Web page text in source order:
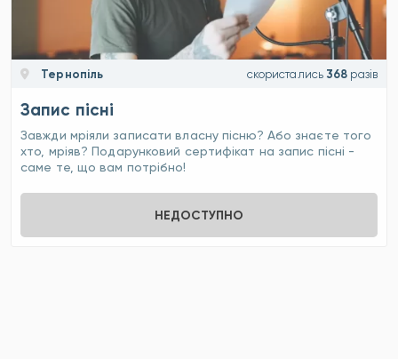
Тернопіль скористались 368 разів
Запис пісні
Завжди мріяли записати власну пісню? Або знаєте того
хто, мріяв? Подарунковий сертифікат на запис пісні -
саме те, що вам потрібно!
НЕДОСТУПНО